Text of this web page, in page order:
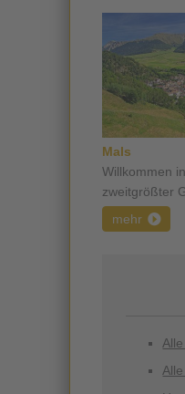
Mals
Willkommen
zweitgrößter
mehr